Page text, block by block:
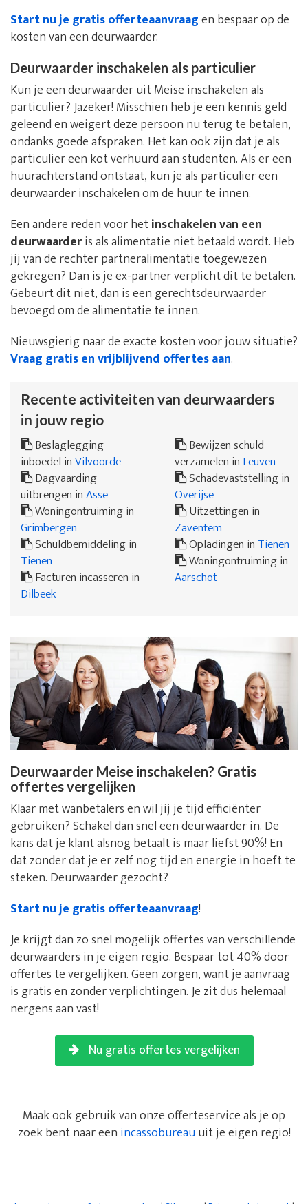
Start nu je gratis offerteaanvraagen bespaar op de
kosten van een deurwaarder.
Deurwaarder inschakelen als particulier
Kun je een deurwaarder uit Meise inschakelen als
particulier? Jazeker! Misschien heb je een kennis geld
geleend en weigert deze persoon nu terug te betalen,
ondanks goede afspraken. Het kan ook zijn dat je als
particulier een kot verhuurd aan studenten. Als er een
huurachterstand ontstaat, kun je als particulier een
deurwaarder inschakelen om de huur te innen.
Een andere reden voor hetinschakelen van een
deurwaarderis als alimentatie niet betaald wordt. Heb
jij van de rechter partneralimentatie toegewezen
gekregen? Dan is je ex-partner verplicht dit te betalen.
Gebeurt dit niet, dan is een gerechtsdeurwaarder
bevoegd om de alimentatie te innen.
Nieuwsgierig naar de exacte kosten voor jouw situatie?
Vraag gratis en vrijblijvend offertes aan.
Recente activiteiten van deurwaarders
in jouw regio
Beslaglegging
inboedel inVilvoorde
Dagvaarding
uitbrengen inAsse
Woningontruiming in
Grimbergen
Schuldbemiddeling in
Tienen
Facturen incasseren in
Dilbeek
Bewijzen schuld
verzamelen in Leuven
Schadevaststelling in
Overijse
Uitzettingen in
Zaventem
Opladingen in Tienen
Woningontruiming in
Aarschot
Deurwaarder Meise inschakelen? Gratis
offertes vergelijken
Klaar met wanbetalers en wil jij je tijd efficiënter
gebruiken? Schakel dan snel een deurwaarder in. De
kans dat je klant alsnog betaalt is maar liefst 90%! En
dat zonder dat je er zelf nog tijd en energie in hoeft te
steken. Deurwaarder gezocht?
Start nu je gratis offerteaanvraag!
Je krijgt dan zo snel mogelijk offertes van verschillende
deurwaarders in je eigen regio. Bespaar tot 40% door
offertes te vergelijken. Geen zorgen, want je aanvraag
is gratis en zonder verplichtingen. Je zit dus helemaal
nergens aan vast!
Nu gratis offertes vergelijken
Maak ook gebruik van onze offerteservice als je op
zoek bent naar een incassobureau uit je eigen regio!